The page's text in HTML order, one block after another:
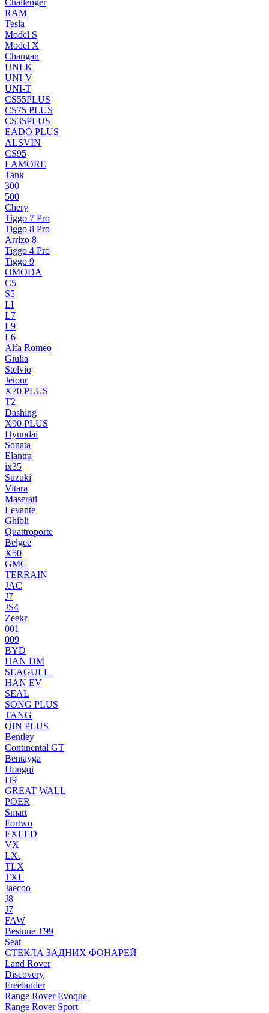
Challenger
RAM
Tesla
Model S
Model X
Changan
UNI-K
UNI-V
UNI-T
CS55PLUS
CS75 PLUS
CS35PLUS
EADO PLUS
ALSVIN
CS95
LAMORE
Tank
300
500
Chery
Tiggo 7 Pro
Tiggo 8 Pro
Arrizo 8
Tiggo 4 Pro
Tiggo 9
OMODA
C5
S5
LI
L7
L9
L6
Alfa Romeo
Giulia
Stelvio
Jetour
X70 PLUS
T2
Dashing
X90 PLUS
Hyundai
Sonata
Elantra
ix35
Suzuki
Vitara
Maserati
Levante
Ghibli
Quattroporte
Belgee
X50
GMC
TERRAIN
JAC
J7
JS4
Zeekr
001
009
BYD
HAN DM
SEAGULL
HAN EV
SEAL
SONG PLUS
TANG
QIN PLUS
Bentley
Continental GT
Bentayga
Hongqi
H9
GREAT WALL
POER
Smart
Fortwo
EXEED
VX
LX.
TLX
TXL
Jaecoo
J8
J7
FAW
Bestune T99
Seat
СТЕКЛА ЗАДНИХ ФОНАРЕЙ
Land Rover
Discovery
Freelander
Range Rover Evoque
Range Rover Sport